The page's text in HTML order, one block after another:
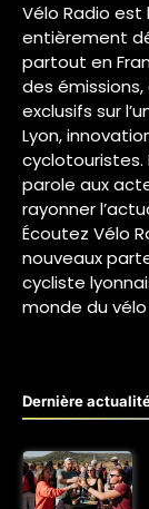
Vélo Radio
entièrement
partout en
des
exclusifs sur
Lyon,
cyclotouristes.
parole aux
rayonner
Écoutez Vélo
nouveaux
cycliste
monde du vélo
Dernière